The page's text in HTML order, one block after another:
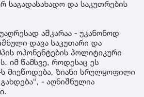
საგადასახადო და საკუთრების
აშკარაა - უკანონოდ
დავა საკუთარი და
ოპონენტების პოლიტიკური
იმ წამსვე, როდესაც ეს
ს მიეწოდება, ზიანი სრულყოფილი
- აღნიშნულია